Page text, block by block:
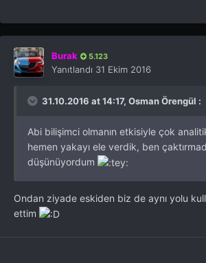
Burak 5.123
Yanıtlandı 31 Ekim 2016
31.10.2016 at 14:17, Osman Örengül :
Abi bilişimci olmanın etkisiyle çok
hemen yakayı ele verdik, ben
düşünüyordum
Ondan ziyade eskiden biz de aynı yolu
ettim